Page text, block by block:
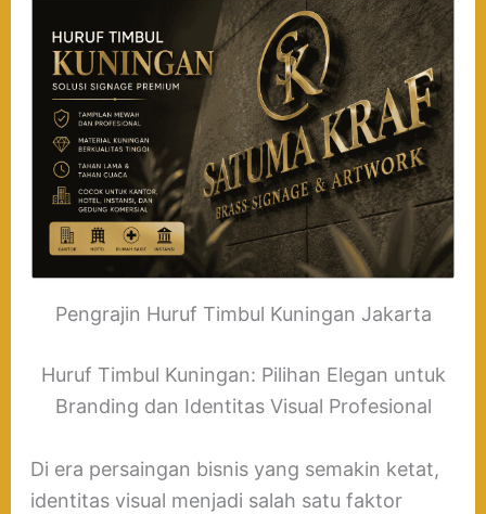
Pengrajin Huruf Timbul Kuningan Jakarta
Huruf Timbul Kuningan: Pilihan Elegan untuk
Branding dan Identitas Visual Profesional
Di era persaingan bisnis yang semakin ketat,
identitas visual menjadi salah satu faktor